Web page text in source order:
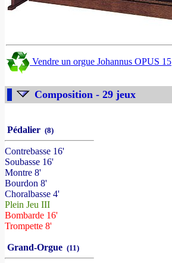
Vendre un orgue Johannus OPUS 15
Composition - 29 jeux
Pédalier (8)
Contrebasse 16'
Soubasse 16'
Montre 8'
Bourdon 8'
Choralbasse 4'
Plein Jeu III
Bombarde 16'
Trompette 8'
Grand-Orgue (11)